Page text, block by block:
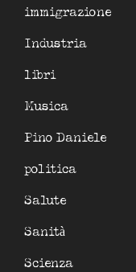
immigrazione
Industria
libri
Musica
Pino Daniele
politica
Salute
Sanità
Scienza